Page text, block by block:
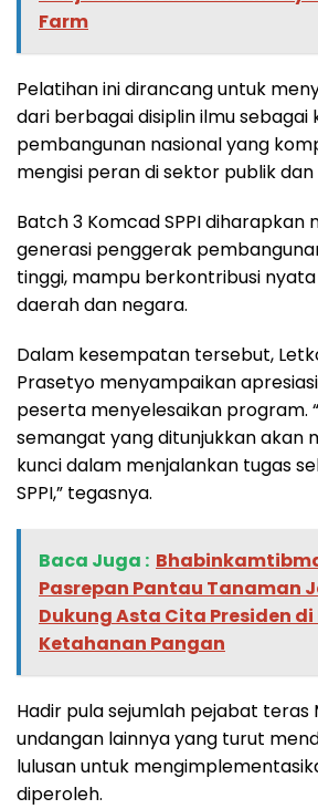
Farm
Pelatihan ini dirancang untuk
dari berbagai disiplin ilmu sebagai
pembangunan nasional yang
mengisi peran di sektor publik
Batch 3 Komcad SPPI diharapkan
generasi penggerak
tinggi, mampu berkontribusi
daerah dan negara.
Dalam kesempatan tersebut,
Prasetyo menyampaikan
peserta menyelesaikan program.
semangat yang ditunjukkan akan
kunci dalam menjalankan tugas
SPPI,” tegasnya.
Baca Juga :
Pasrepan Pantau Tanaman
Dukung Asta Cita Presiden
Ketahanan Pangan
Hadir pula sejumlah pejabat teras
undangan lainnya yang turut
lulusan untuk
diperoleh.